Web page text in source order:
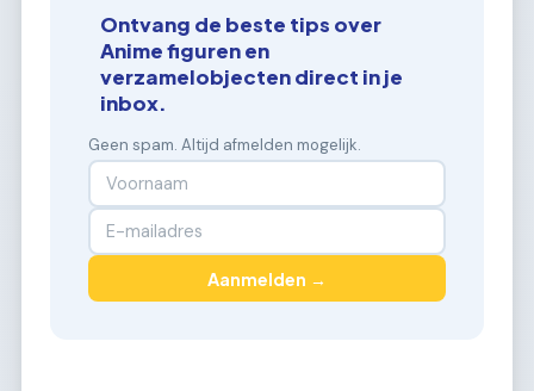
Ontvang de beste tips over
Anime figuren en
verzamelobjecten direct in je
inbox.
Geen spam. Altijd afmelden mogelijk.
Aanmelden →